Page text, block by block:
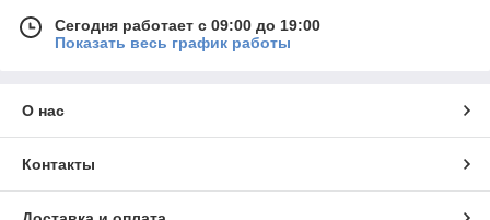
Сегодня работает с 09:00 до 19:00
Показать весь график работы
О нас
Контакты